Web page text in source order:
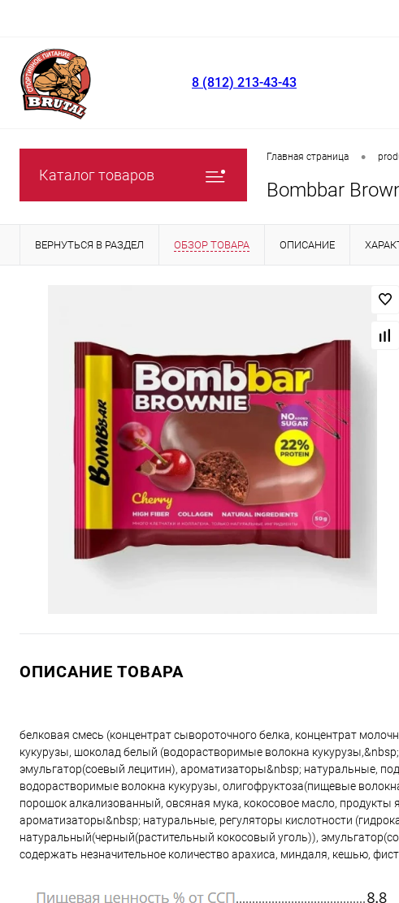
8 (812) 213-43-43
Каталог товаров
Главная страница •
Bombbar
ВЕРНУТЬСЯ В РАЗДЕЛ ОБЗОР ТОВАРА ОПИСАНИЕ
ОПИСАНИЕ ТОВАРА
белковая смесь (концентрат сывороточного белка, концентрат
кукурузы, шоколад белый (водорастворимые волокна
эмульгатор(соевый лецитин), ароматизаторы&nbsp; натуральные,
водорастворимые волокна кукурузы, олигофруктоза(пищевые
порошок алкализованный, овсяная мука, кокосовое масло,
ароматизаторы&nbsp; натуральные, регуляторы кислотности
натуральный(черный(растительный кокосовый уголь)),
содержать незначительное количество арахиса, миндаля, кешью,